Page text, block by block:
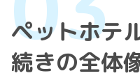
ペットホテ
続きの全体